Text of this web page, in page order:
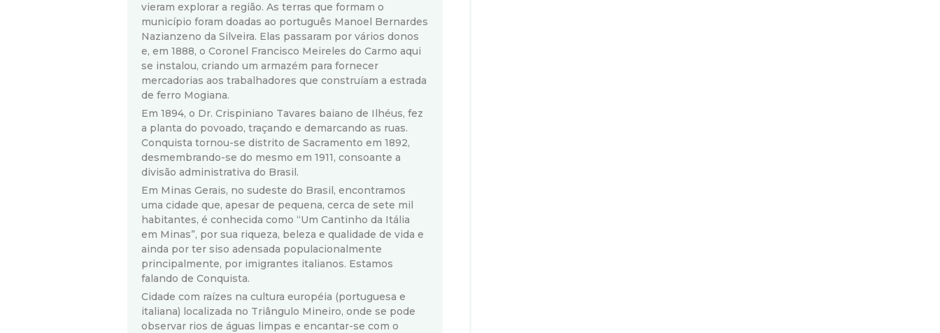
vieram explorar a região. As terras que formam o
município foram doadas ao português Manoel Bernardes
Nazianzeno da Silveira. Elas passaram por vários donos
e, em 1888, o Coronel Francisco Meireles do Carmo aqui
se instalou, criando um armazém para fornecer
mercadorias aos trabalhadores que construíam a estrada
de ferro Mogiana.
Em 1894, o Dr. Crispiniano Tavares baiano de Ilhéus, fez
a planta do povoado, traçando e demarcando as ruas.
Conquista tornou-se distrito de Sacramento em 1892,
desmembrando-se do mesmo em 1911, consoante a
divisão administrativa do Brasil.
Em Minas Gerais, no sudeste do Brasil, encontramos
uma cidade que, apesar de pequena, cerca de sete mil
habitantes, é conhecida como “Um Cantinho da Itália
em Minas”, por sua riqueza, beleza e qualidade de vida e
ainda por ter siso adensada populacionalmente
principalmente, por imigrantes italianos. Estamos
falando de Conquista.
Cidade com raízes na cultura européia (portuguesa e
italiana) localizada no Triângulo Mineiro, onde se pode
observar rios de águas limpas e encantar-se com o